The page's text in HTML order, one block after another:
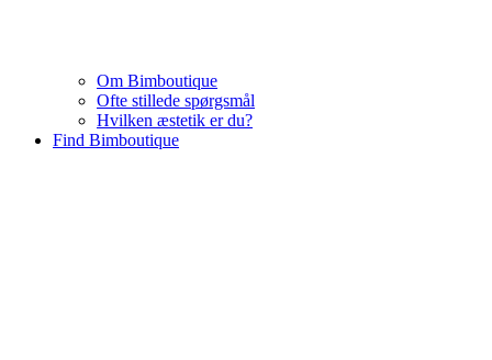
Om Bimboutique
Ofte stillede spørgsmål
Hvilken æstetik er du?
Find Bimboutique